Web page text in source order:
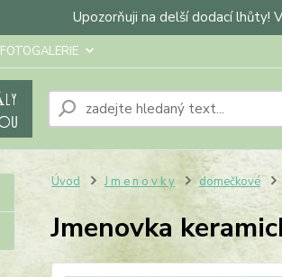
Upozorňuji na delší dodací lhůty!
FOTOGALERIE
Úvod J m e n o v k y domečkové
Jmenovka